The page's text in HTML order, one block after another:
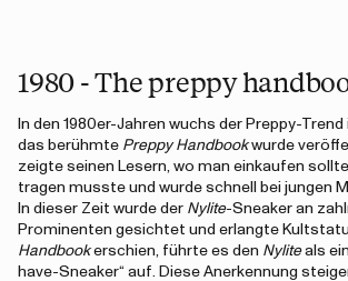
1980 - The preppy
In den 1980er-Jahren wuchs der Preppy-Trend
das berühmte Preppy Handbookwurde
zeigte seinen Lesern, wo man einkaufen
tragen musste und wurde schnell bei jungen
In dieser Zeit wurde der Nylite-Sneaker an
Prominenten gesichtet und erlangte
Handbookerschien, führte es den Nyliteals
have-Sneaker“ auf. Diese Anerkennung